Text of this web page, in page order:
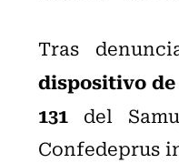
Tras
dispositivo
131 del
Confedeprus